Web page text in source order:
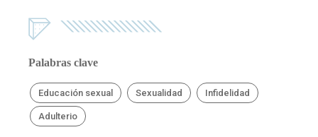
Palabras clave
Educación sexual Sexualidad Infidelidad
Adulterio